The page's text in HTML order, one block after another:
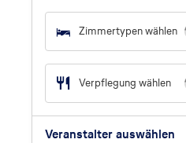
Zimmertypen wählen
Verpflegung wählen
Veranstalter auswählen